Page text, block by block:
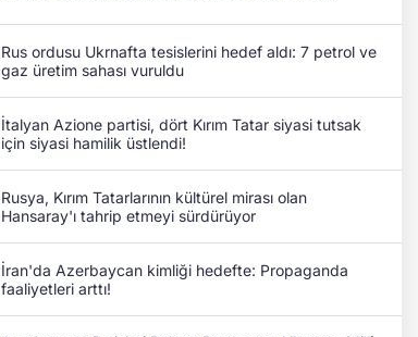
Rus ordusu Ukrnafta tesislerini hedef aldı: 7 petrol ve
gaz üretim sahası vuruldu
İtalyan Azione partisi, dört Kırım Tatar siyasi tutsak
için siyasi hamilik üstlendi!
Rusya, Kırım Tatarlarının kültürel mirası olan
Hansaray'ı tahrip etmeyi sürdürüyor
İran'da Azerbaycan kimliği hedefte: Propaganda
faaliyetleri arttı!